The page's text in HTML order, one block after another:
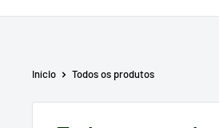
Início Todos os produtos